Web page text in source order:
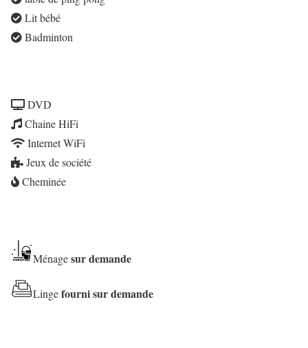
Lit bébé
Badminton
DVD
Chaine HiFi
Internet WiFi
Jeux de société
Cheminée
Ménagesur demande
Lingefourni sur demande